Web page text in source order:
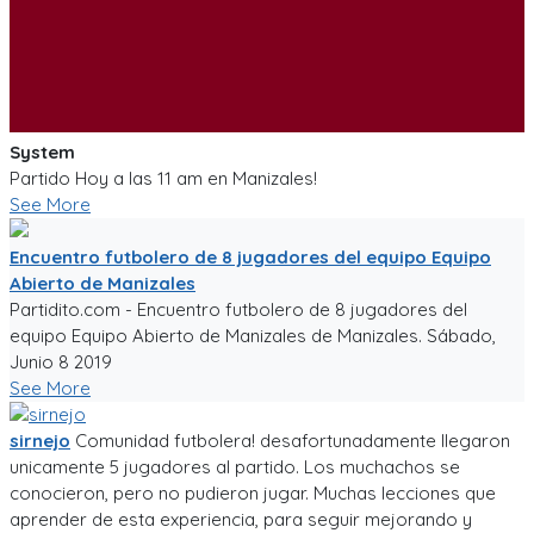
System
Partido Hoy a las 11 am en Manizales!
See More
Encuentro futbolero de 8 jugadores del equipo Equipo
Abierto de Manizales
Partidito.com - Encuentro futbolero de 8 jugadores del
equipo Equipo Abierto de Manizales de Manizales. Sábado,
Junio 8 2019
See More
sirnejo Comunidad futbolera! desafortunadamente llegaron
unicamente 5 jugadores al partido. Los muchachos se
conocieron, pero no pudieron jugar. Muchas lecciones que
aprender de esta experiencia, para seguir mejorando y